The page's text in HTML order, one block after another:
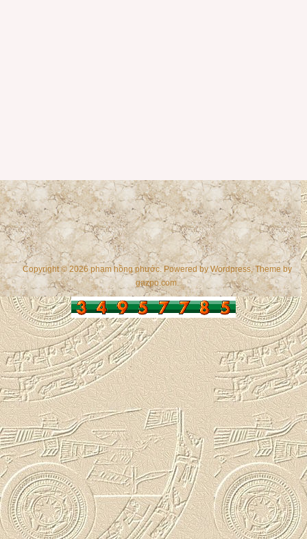
Copyright © 2026 phạm hồng phước. Powered byWordpress, Theme by
gazpo.com.